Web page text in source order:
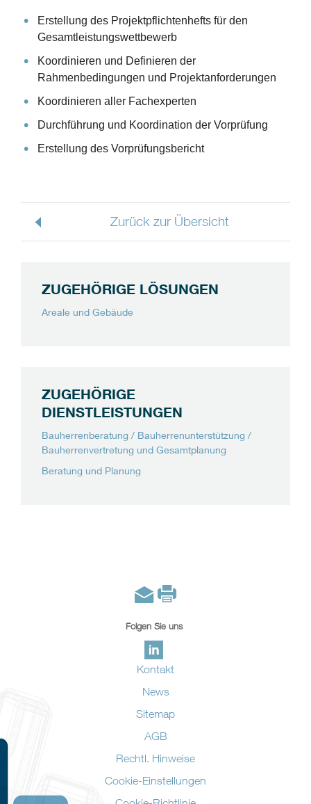
Erstellung des Projektpflichtenhefts für den
Gesamtleistungswettbewerb
Koordinieren und Definieren der
Rahmenbedingungen und Projektanforderungen
Koordinieren aller Fachexperten
Durchführung und Koordination der Vorprüfung
Erstellung des Vorprüfungsbericht
Zurück zur Übersicht
ZUGEHÖRIGE LÖSUNGEN
Areale und Gebäude
ZUGEHÖRIGE
DIENSTLEISTUNGEN
Bauherrenberatung / Bauherrenunterstützung /
Bauherrenvertretung und Gesamtplanung
Beratung und Planung
Folgen Sie uns
Kontakt
News
Sitemap
AGB
Rechtl. Hinweise
Cookie-Einstellungen